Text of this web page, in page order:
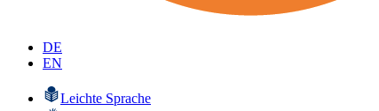
DE
EN
Leichte Sprache